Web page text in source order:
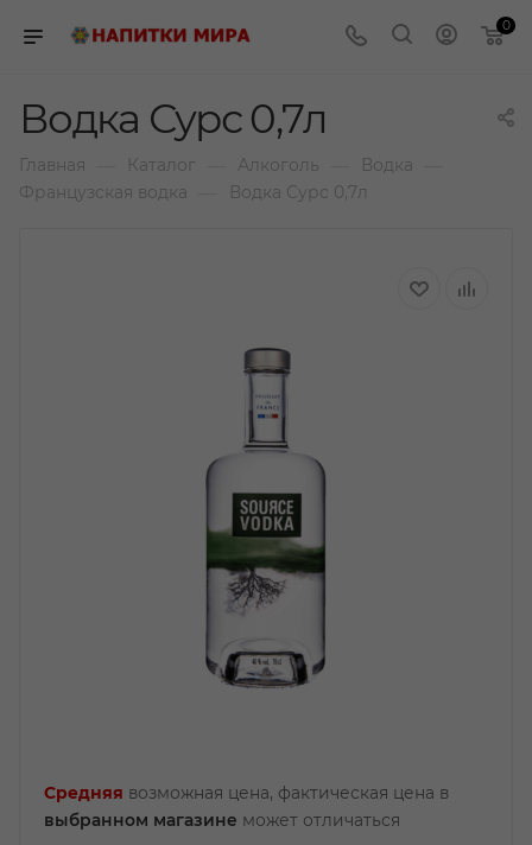
0
Водка Сурс 0,7л
Главная Каталог Алкоголь Водка
Французская водка Водка Сурс 0,7л
Средняя возможная цена, фактическая цена в
выбранном магазине может отличаться